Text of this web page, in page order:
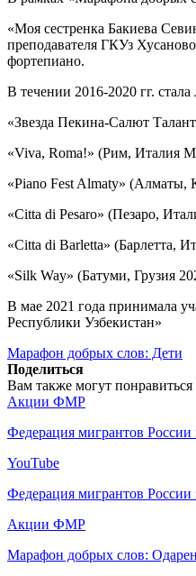
«Моя сестренка Бакиева
преподавателя ГКУз
фортепиано.
В течении 2016-2020 гг.
«Звезда Пекина-Салют
«Viva, Roma!» (Рим, Италия
«Piano Fest Almaty» (Алматы,
«Сitta di Pesaro» (Пезаро,
«Citta di Barletta» (Барлетта,
«Silk Way» (Батуми, Грузия
В мае 2021 года принимала
Республики Узбекистан»
Марафон добрых слов: Дети
Поделиться
Вам также могут понравиться
Акции ФМР
Федерация мигрантов
YouTube
Федерация мигрантов
Акции ФМР
Марафон добрых слов: